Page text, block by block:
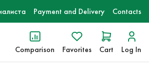
Payment and Delivery Contacts
Comparison Favorites Cart Log In